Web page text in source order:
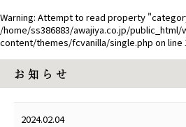
Warning: Attempt to read property
/home/ss386883/awajiya.co.jp/public_html/
content/themes/fcvanilla/single.php on line
お 知 ら せ
2024.02.04